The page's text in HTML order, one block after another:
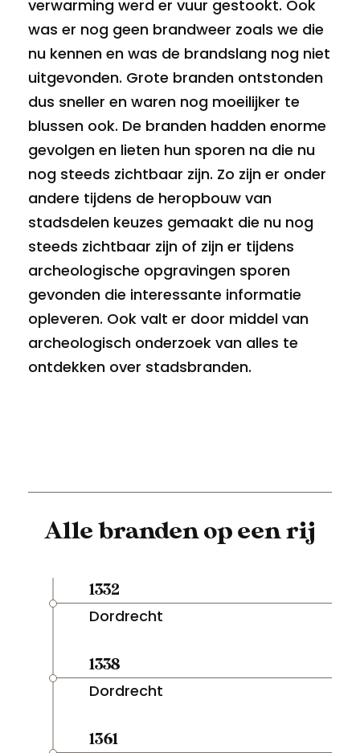
verwarming werd er vuur gestookt. Ook
was er nog geen brandweer zoals we die
nu kennen en was de brandslang nog niet
uitgevonden. Grote branden ontstonden
dus sneller en waren nog moeilijker te
blussen ook. De branden hadden enorme
gevolgen en lieten hun sporen na die nu
nog steeds zichtbaar zijn. Zo zijn er onder
andere tijdens de heropbouw van
stadsdelen keuzes gemaakt die nu nog
steeds zichtbaar zijn of zijn er tijdens
archeologische opgravingen sporen
gevonden die interessante informatie
opleveren. Ook valt er door middel van
archeologisch onderzoek van alles te
ontdekken over stadsbranden.
Alle branden op een rij
1332
Dordrecht
1338
Dordrecht
1361